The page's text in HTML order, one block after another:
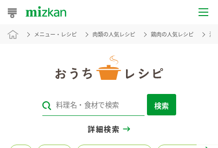
おうちレシピ
レシピカテゴリ一覧
メニュー・レシピ 肉類の人気レシピ 鶏肉の人気レシピ 濃
検索
詳細検索